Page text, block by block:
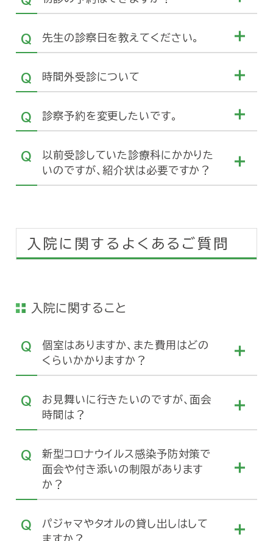
先生の診察日を教えてください。
時間外受診について
診察予約を変更したいです。
以前受診していた診療科にかかりた
いのですが、紹介状は必要ですか？
入院に関するよくあるご質問
入院に関すること
個室はありますか、また費用はどの
くらいかかりますか？
お見舞いに行きたいのですが、面会
時間は？
新型コロナウイルス感染予防対策で
面会や付き添いの制限があります
か？
パジャマやタオルの貸し出しはして
ますか？